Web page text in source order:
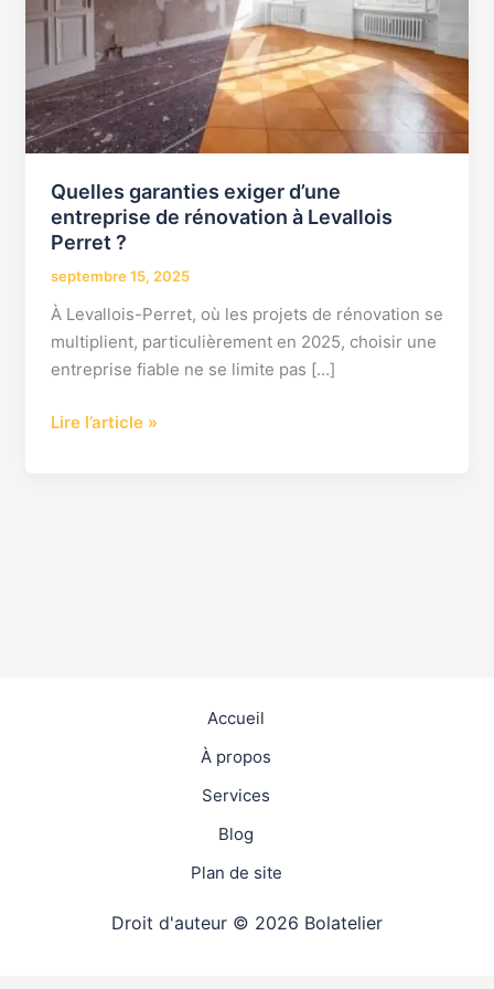
Quelles garanties exiger d’une
entreprise de rénovation à Levallois
Perret ?
septembre 15, 2025
À Levallois-Perret, où les projets de rénovation se
multiplient, particulièrement en 2025, choisir une
entreprise fiable ne se limite pas […]
rénovation
Levallois
Perret
?
Lire l’article »
Accueil
À propos
Services
Blog
Plan de site
Droit d'auteur © 2026 Bolatelier